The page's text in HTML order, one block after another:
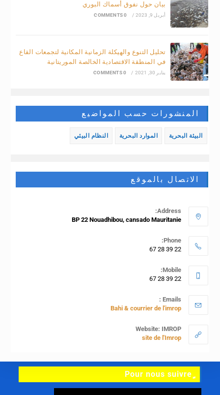
بيان حول نفوق أسماك البوري
أبريل 9, 2023 /
0 COMMENTS
تحليل التنوع والهيكلة الزمانية المكانية لتجمعات القاع
في المنطقة الاقتصادية الخالصة الموريتانية
يناير 30, 2021 /
0 COMMENTS
المنشورات حسب المواضيع
البيئة البحرية الموارد البحرية النظام البيئي
الاتصال بالموقع
Address:
BP 22 Nouadhibou, cansado Mauritanie
Phone:
22 39 28 67
Mobile:
22 39 28 67
Emails :
Bahi & courrier de l'imrop
Website: IMROP
site de l'Imrop